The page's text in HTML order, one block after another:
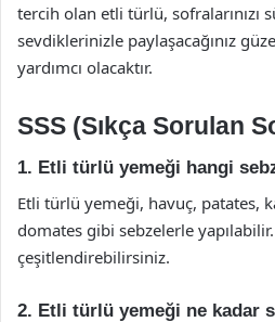
tercih olan etli türlü, sofralarınızı
sevdiklerinizle paylaşacağınız
yardımcı olacaktır.
SSS (Sıkça Sorulan
1. Etli türlü yemeği hangi
Etli türlü yemeği, havuç, patates,
domates gibi sebzelerle
çeşitlendirebilirsiniz.
2. Etli türlü yemeği ne kadar